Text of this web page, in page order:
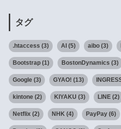
タグ
.htaccess (3) AI(5) aibo(3)
Bootstrap(1) BostonDynamics (3)
Google(3) GYAO! (13)
kintone(2) KIYAKU (3) LINE(2)
Netflix(2) NHK(4) PayPay(6)